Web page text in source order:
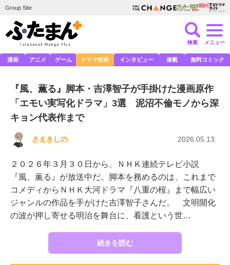
Group Site
検索 メニュー
漫画 アニメ ゲーム ドラマ映画 インタビュー 連載 無料コミック
『風、薫る』脚本・吉澤智子が手掛けた漫画原作
「エモい実写化ドラマ」3選 泥沼不倫モノから深
キョン代表作まで
さえきしの 2026.05.13
２０２６年３月３０日から、ＮＨＫ連続テレビ小説
『風、薫る』が放送中だ。脚本を務めるのは、これまで
コメディからＮＨＫ大河ドラマ『八重の桜』まで幅広い
ジャンルの作品を手がけた吉澤智子さんだ。 文明開化
の波が押し寄せる明治を舞台に、看護という世…
続きを読む